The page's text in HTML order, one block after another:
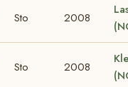
Sto 2008
Sto 2008